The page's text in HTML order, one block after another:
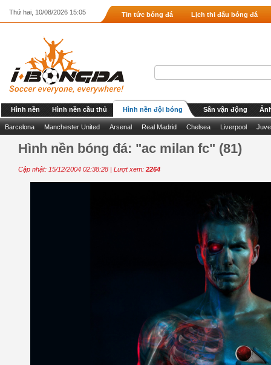
Thứ hai, 10/08/2026 15:05 Tin tức bóng đá Lịch thi đấu bóng đá
Hình nền Hình nền cầu thủ Hình nền đội bóng Sân vận động
Barcelona Manchester United Arsenal Real Madrid Chelsea Liverpool
Hình nền bóng đá: "ac milan fc" (81)
Cập nhật: 15/12/2004 02:38:28 | Lượt xem: 2264